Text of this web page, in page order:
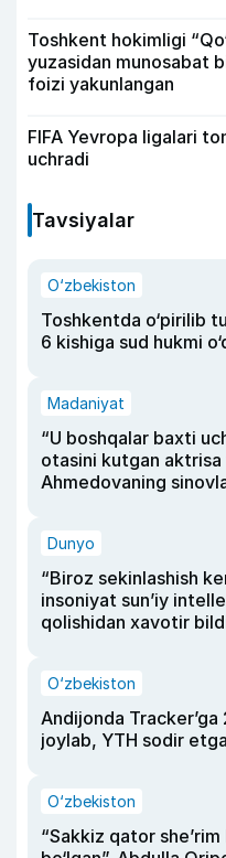
Toshkent hokimligi
yuzasidan munosabat
foizi yakunlangan
FIFA Yevropa ligalari
uchradi
Tavsiyalar
O‘zbekiston
Toshkentda o‘pirilib
6 kishiga sud hukmi
Madaniyat
“U boshqalar baxti
otasini kutgan aktrisa
Ahmedovaning
Dunyo
“Biroz sekinlashish
insoniyat sun’iy
qolishidan xavotir
O‘zbekiston
Andijonda Tracker’ga
joylab, YTH sodir
O‘zbekiston
“Sakkiz qator